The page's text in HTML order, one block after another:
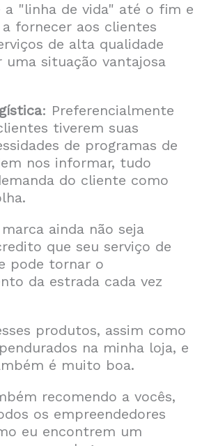
a "linha de vida" até o fim e
fornecer aos clientes
de alta qualidade
uma situação vantajosa
: Preferencialmente
tiverem suas
de programas de
nos informar, tudo
do cliente como
ainda não seja
que seu serviço de
pode tornar o
da estrada cada vez
produtos, assim como
na minha loja, e
é muito boa.
recomendo a vocês,
os empreendedores
eu encontrem um